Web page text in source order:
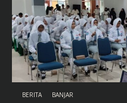
BERITA BANJAR